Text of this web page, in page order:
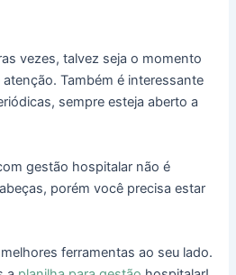
vezes, talvez seja o momento
Também é interessante
sempre esteja aberto a
gestão hospitalar não é
porém você precisa estar
ferramentas ao seu lado.